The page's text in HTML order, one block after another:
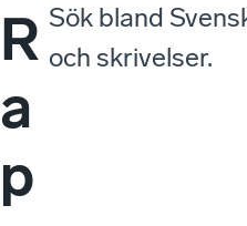
R
a
p
Sök bland
och skrivelser.